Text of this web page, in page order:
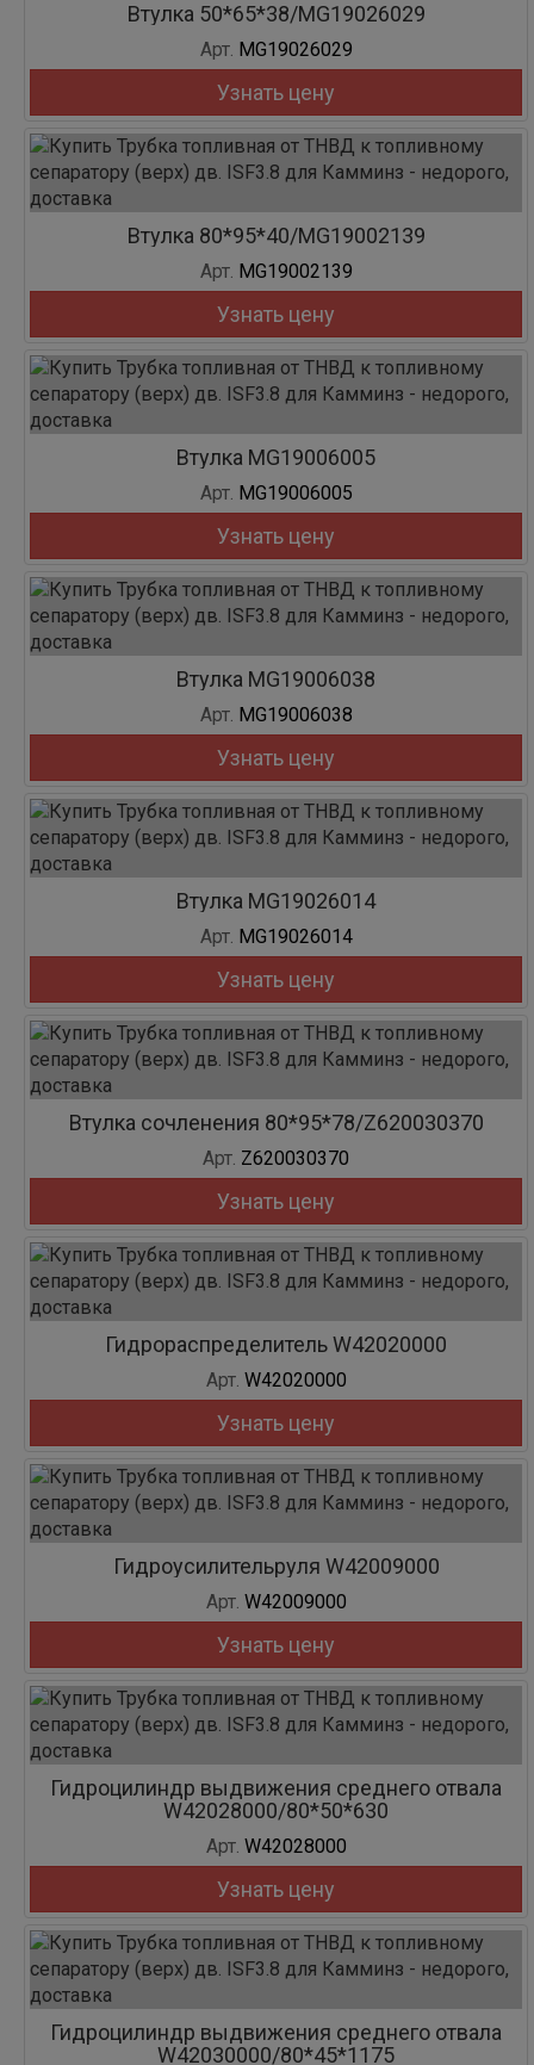
Втулка 50*65*38/MG19026029
Арт. MG19026029
Узнать цену
Втулка 80*95*40/MG19002139
Арт. MG19002139
Узнать цену
Втулка MG19006005
Арт. MG19006005
Узнать цену
Втулка MG19006038
Арт. MG19006038
Узнать цену
Втулка MG19026014
Арт. MG19026014
Узнать цену
Втулка сочленения 80*95*78/Z620030370
Арт. Z620030370
Узнать цену
Гидрораспределитель W42020000
Арт. W42020000
Узнать цену
Гидроусилительруля W42009000
Арт. W42009000
Узнать цену
Гидроцилиндр выдвижения среднего отвала
W42028000/80*50*630
Арт. W42028000
Узнать цену
Гидроцилиндр выдвижения среднего отвала
W42030000/80*45*1175